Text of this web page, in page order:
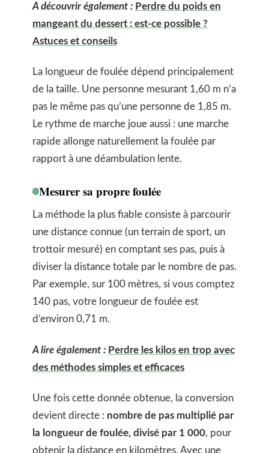
A découvrir également : Perdre du poids en
mangeant du dessert : est-ce possible ?
Astuces et conseils
La longueur de foulée dépend principalement
de la taille. Une personne mesurant 1,60 m n’a
pas le même pas qu’une personne de 1,85 m.
Le rythme de marche joue aussi : une marche
rapide allonge naturellement la foulée par
rapport à une déambulation lente.
Mesurer sa propre foulée
La méthode la plus fiable consiste à parcourir
une distance connue (un terrain de sport, un
trottoir mesuré) en comptant ses pas, puis à
diviser la distance totale par le nombre de pas.
Par exemple, sur 100 mètres, si vous comptez
140 pas, votre longueur de foulée est
d’environ 0,71 m.
A lire également : Perdre les kilos en trop avec
des méthodes simples et efficaces
Une fois cette donnée obtenue, la conversion
devient directe : nombre de pas multiplié par
la longueur de foulée, divisé par 1 000, pour
obtenir la distance en kilomètres. Avec une